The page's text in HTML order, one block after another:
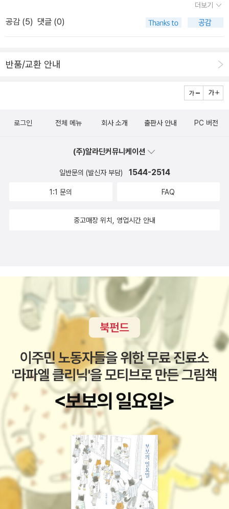
며 그 좋은 말씀들 다 까먹어버리고 ㅠㅠ 겨우 기억나는 게 타인의 잣
대에 맞춰 남들 눈만 의식하며 살다 보니, 마치 그것이 내가 원했던 삶
이라는 착각이 들지만 내면을 깊이 들여다보면 그 모든 게 다 허상이
뭐 이런 뜻였던 것 같기도 하고 ㅋㅋㅋ 히히 ㅋㅋ 2권 모두 재미있게
하고 있는데, 다시 또 책바구니를 채우고 있다. 아무래도 스트레스를
받으며 짜증이 나는 마음을 책읽기가 아닌 책사재기로 풀고 있나보
다.며칠전 책상 밑에 쌓여있던 박스를 정리하며 이 책은 또 언제 여기
들어왔을까, 놀란것도 잠시. 다시 박스를 담아놓고, 그 위에 또 다른
박스를 쌓아가고 있다. 아무래도 나는 미쳤나보다. 기다리고 있는 책
은 롤링의 쿠쿠스콜링. 해리포터로 너무 유명세를 타서 가명으로 새
로운 작품을 냈는데 문학적으로 인정을 받는다니. 왠지 그것만으로도
궁금해진다. 몇년 후에 신인작가가 아닌 유명작가의 작품이라는 것이
밝혀질 것이라는 소문이 있었다던데. 그리고 꿈 이야기. 너느 ㄴ나에
게 상처를 줄 수 없다.... 마구잡이로 살아가고 있는데, 감정코칭 강의
도 들어보고 싶고. 상담공부도 해보고 싶고. 심리학 공부도 좀... 물론
그 이전에 내 마음을 다스릴 수 있어야겠지만.이어제로도 기대되지만
노엘도 기대가 된다. 히가시노 게이고는 읽지 않은지 너무 오래되어
서... 이젠 슬금슬금 내가 주문한 책이 뭐였는지도 가
물거리고, 읽지 않고 쌓아두기만 한 책이 뭐였는지도 가물거리고 있
다. 빨리 읽어줘야 하는 책들을 책장에 꽂아두지 않고 방에 쌓아두고
정도 잘 아는 사이가 되거나 그래도 얼마에 한 번이라도 서로 알고 지
내는 사이가 되어야 서로 말하기가 좋지 않을까. 그런 면에서 날씨는
잘 모르는 사람에게 말을 걸 때도, 대답할 때도 그럭저럭 좋은 면이 있
신경쓰지 않는 척 하면서도 관심이 없는 건 또 아닌. 그런 거 찾아보
거다. 날씨가 자주 이야기되는 건. 안녕하세요. 오늘도 날이 추울 것
는 많이 들었습니다. 그 생각이 나서 페이퍼 처음에 써봤습니다. 오늘
이가 여러 권입니다. ------------- 1. 어젯밤 꿈이 당신에게
말하는 것2. 남자를 위하여3. 마음에서 마음으로4. 뭘써요 뭘쓰라고
최근 나온 책입니다. 이보다 먼저 나온 책인 <우리가 매일 끌어안고
기 때문에 이번에도 좋을 것 같다는 기대를 합니다. 이번 책의 부제는
꾸면 좋거나 혹은 나쁘거나 하는 문화마다 다른 해석법이 있긴 합니
다. 그래서 무슨 꿈을 꾸면 복권을 산다거나 무슨 꿈을 꾸었으니까 조
심한다거나. 또는 프로이트처럼 분석해서 어떤 의미와의 연관을 찾기
도 합니다. 이 책에서는 꿈을 해석하는 것으로 자신의 내면과 무의식
의 세계를 이해할 수 있도록 설명합니다. 일상과의 내적 균형을 맞추
기 위해서 나타나는 꿈을 들여다보기위한 꿈에 대한 관심은 지금까지
숨겨져있거나 외면했던 나 자신을 한 번쯤 볼 수 있는 계기가 될 수도
있을 것 같습니다. 2. 남자를 위하여-- 소설가 김형경의 에세이로, 페
이퍼를 쓰는 지금은 예약판매중이라서 저도 책을 기다리고 있습니다.
저자의 앞서 나온 책들인 <사람풍경>, <천 개의 공감>, <만 가지 행
동> 등의 책도 심리 에세이로 분류가 되는 것 같은데, 이번 책도 그 연
장에 있지 않을까 합니다. 이 책의 부제는 여자가 알아야 할 남자 이야
기, 입니다. 3. 마음에서 마음으로-- 부제는 생각하지 말고 느끼기,
알려하지 말고 깨닫기, 입니다. 이외수 지음, 하창수 엮음으로 되어 있
어서, 실제로 이 책을 쓴 사람이 누구인지 궁금해서 (페이퍼 쓰려고)
얼마 전에 읽었습니다. 이 책은 소설가 하창수가 소설가 이외수와의
더보기
공감 (5) 댓글 (0)
반품/교환 안내
로그인 전체 메뉴 회사 소개 출판사 안내 PC 버전
(주)알라딘커뮤니케이션
일반문의 (발신자 부담) 1544-2514
1:1 문의 FAQ
중고매장 위치, 영업시간 안내